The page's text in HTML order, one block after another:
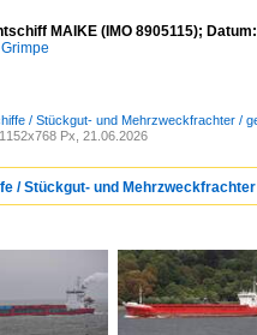
MAIKE (IMO 8905115);
/ Stückgut- und Mehrzweckfrachter /
1152x768 Px, 21.06.2026
/ Stückgut- und